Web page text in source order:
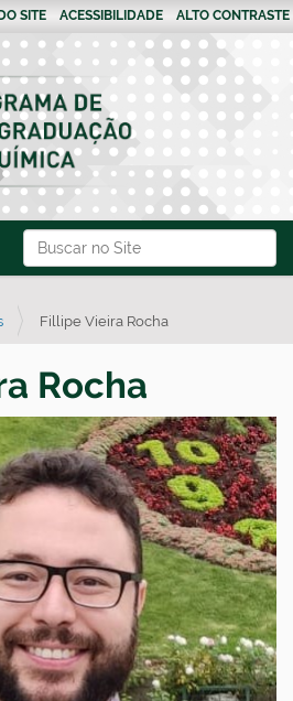
Busca
Busca Avançada…
SITE ACESSIBILIDADE ALTO CONTRASTE
Fillipe Vieira Rocha
Rocha